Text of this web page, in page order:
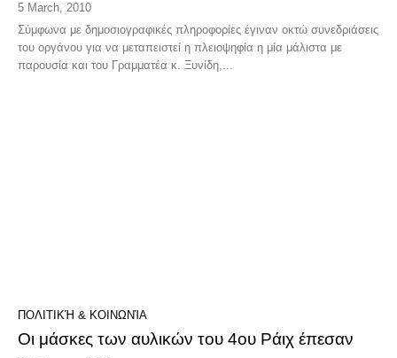
5 March, 2010
Σύμφωνα με δημοσιογραφικές πληροφορίες έγιναν οκτώ συνεδριάσεις
του οργάνου για να μεταπειστεί η πλειοψηφία η μία μάλιστα με
παρουσία και του Γραμματέα κ. Ξυνίδη,...
ΠΟΛΙΤΙΚΉ & ΚΟΙΝΩΝΊΑ
Οι μάσκες των αυλικών του 4ου Ράιχ έπεσαν